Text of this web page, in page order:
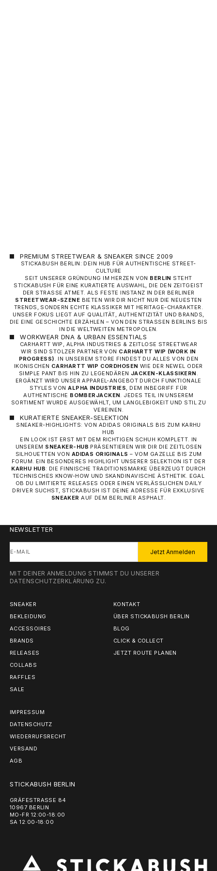
PREMIUM STREETWEAR & SNEAKER SINCE 2009
STICKABUSH BERLIN: DEIN HUB FÜR AUTHENTISCHE STREET-
CULTURE
SEIT UNSERER GRÜNDUNG IM HERZEN VON BERLIN STEHT
STICKABUSH FÜR EINE KURATIERTE AUSWAHL, DIE DEN ZEITGEIST
DER STRASSE ATMET. ALS FESTE INSTANZ IN DER BERLINER
STREETWEAR-SZENE BIETEN WIR DIR NICHT NUR DIE NEUESTEN
TRENDS, SONDERN ECHTE KLASSIKER MIT HERITAGE-CHARAKTER.
UNSER FOKUS LIEGT AUF QUALITÄT, AUTHENTIZITÄT UND BRANDS,
DIE EINE GESCHICHTE ERZÄHLEN – VON DEN STRASSEN BERLINS BIS I
N DIE WELTWEITEN METROPOLEN.
WORKWEAR DNA & URBAN ESSENTIALS
CARHARTT WIP, ALPHA INDUSTRIES & ZEITLOSE STREETWEAR
WIR SIND STOLZER PARTNER VON CARHARTT WIP (WORK IN
PROGRESS) . IN UNSEREM STORE FINDEST DU ALLES VON DEN
IKONISCHEN CARHARTT WIP CORDHOSENWIE DER NEWEL ODER
SIMPLE PANT BIS HIN ZU LEGENDÄREN JACKEN-KLASSIKERN .
ERGÄNZT WIRD UNSER APPAREL-ANGEBOT DURCH FUNKTIONALE
STYLES VONALPHA INDUSTRIES, DEM INBEGRIFF FÜR
AUTHENTISCHE BOMBERJACKEN. JEDES TEIL IN UNSEREM
SORTIMENT WURDE AUSGEWÄHLT, UM LANGLEBIGKEIT UND STIL ZU
VEREINEN.
KURATIERTE SNEAKER-SELEKTION
SNEAKER-HIGHLIGHTS: VON ADIDAS ORIGINALS BIS ZUM KARHU
HUB
EIN LOOK IST ERST MIT DEM RICHTIGEN SCHUH KOMPLETT. IN
UNSEREM SNEAKER-HUB PRÄSENTIEREN WIR DIR DIE ZEITLOSEN
SILHOUETTEN VON ADIDAS ORIGINALS – VOM GAZELLE BIS ZUM
FORUM. EIN BESONDERES HIGHLIGHT UNSERER SELEKTION IST DER
KARHU HUB: DIE FINNISCHE TRADITIONSMARKE ÜBERZEUGT DURCH
TECHNISCHES KNOW-HOW UND SKANDINAVISCHE ÄSTHETIK. EGAL
OB DU LIMITIERTE RELEASES ODER EINEN VERLÄSSLICHEN DAILY
DRIVER SUCHST, STICKABUSH IST DEINE ADRESSE FÜR EXKLUSIVE
SNEAKER AUF DEM BERLINER ASPHALT.
NEWSLETTER
E-MAIL Jetzt Anmelden
MIT DEINER ANMELDUNG STIMMST DU UNSERER
DATENSCHUTZERKLÄRUNG ZU.
SNEAKER
BEKLEIDUNG
ACCESSOIRES
BRANDS
RELEASES
COLLABS
RAFFLES
SALE
KONTAKT
ÜBER STICKABUSH BERLIN
BLOG
CLICK & COLLECT
JETZT ROUTE PLANEN
IMPRESSUM
DATENSCHUTZ
WIEDERRUFSRECHT
VERSAND
AGB
STICKABUSH BERLIN
GRÄFESTRASSE 84
10967 BERLIN
MO-FR 12:00-18:00
SA 12:00-18:00